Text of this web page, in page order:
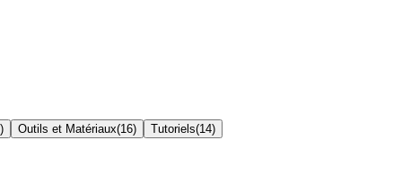
) Outils et Matériaux(16) Tutoriels(14)